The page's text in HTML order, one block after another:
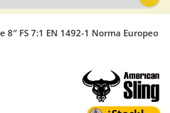
8″ FS 7:1 EN 1492-1 Norma Europeo